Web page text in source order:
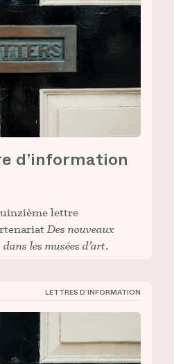
d’information
lettre
Des nouveaux
les musées d’art.
n° 14
LETTRES D’INFORMATION